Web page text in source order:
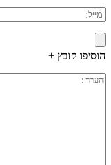
הוסיפו קובץ +